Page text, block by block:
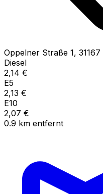
Oppelner Straße 1, 31167
Diesel
2,14 €
E5
2,13 €
E10
2,07 €
0.9 km entfernt